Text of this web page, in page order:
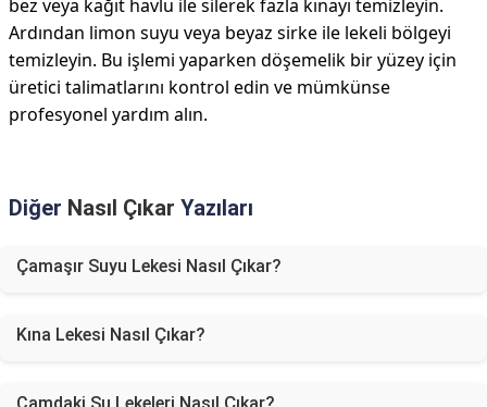
bez veya kağıt havlu ile silerek fazla kınayı temizleyin.
Ardından limon suyu veya beyaz sirke ile lekeli bölgeyi
temizleyin. Bu işlemi yaparken döşemelik bir yüzey için
üretici talimatlarını kontrol edin ve mümkünse
profesyonel yardım alın.
Diğer Nasıl Çıkar Yazıları
Çamaşır Suyu Lekesi Nasıl Çıkar?
Kına Lekesi Nasıl Çıkar?